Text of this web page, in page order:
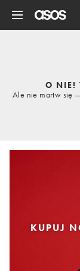
O NIE!
Ale nie martw się
KUPUJ